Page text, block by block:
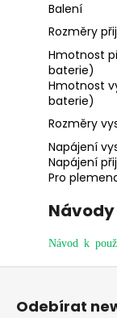
Balení
Rozměry
Hmotnost
baterie)
Hmotnost
baterie)
Rozměry
Napájení
Napájení
Pro
Návod k
Odebírat